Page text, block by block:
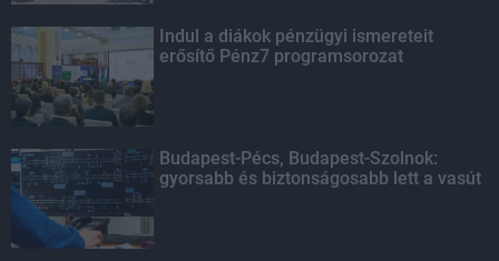
Indul a diákok pénzügyi ismereteit
erősítő Pénz7 programsorozat
Budapest-Pécs, Budapest-Szolnok:
gyorsabb és biztonságosabb lett a vasút